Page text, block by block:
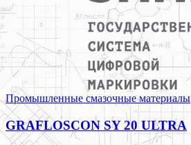
Промышленные смазочные материалы
GRAFLOSCON SY 20 ULTRA